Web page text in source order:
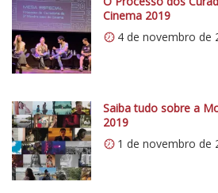
í
t
i
c
5
1
Cinema 2019
4 de novembro de
Saiba tudo sobre a
2019
1 de novembro de